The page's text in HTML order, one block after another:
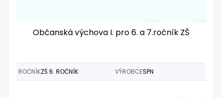
Občanská výchova I. pro 6. a 7.ročník ZŠ
ROČNÍKZŠ 6. ROČNÍK VÝROBCESPN